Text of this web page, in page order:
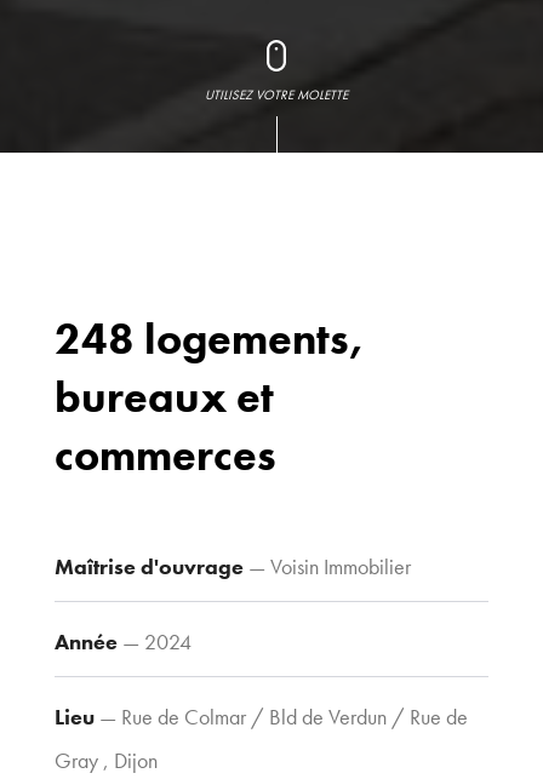
UTILISEZ VOTRE MOLETTE
248 logements,
bureaux et
commerces
Maîtrise d'ouvrage— Voisin Immobilier
Année— 2024
Lieu— Rue de Colmar / Bld de Verdun / Rue de
Gray , Dijon
d’accès
39 09
Fax : 03 80 30